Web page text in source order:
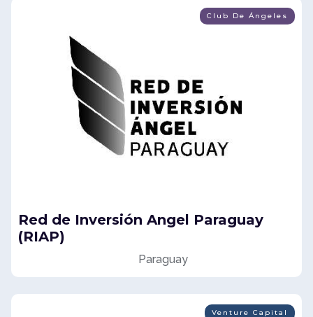
Club De Ángeles
Red de Inversión Angel Paraguay
(RIAP)
Paraguay
Venture Capital